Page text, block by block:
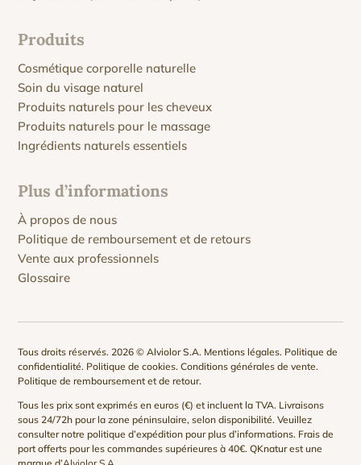
Produits
Cosmétique corporelle naturelle
Soin du visage naturel
Produits naturels pour les cheveux
Produits naturels pour le massage
Ingrédients naturels essentiels
Plus d’informations
À propos de nous
Politique de remboursement et de retours
Vente aux professionnels
Glossaire
Tous droits réservés. 2026 © Alviolor S.A. Mentions légales. Politique de
confidentialité. Politique de cookies.Conditions générales de vente.
Politique de remboursement et de retour.
Tous les prix sont exprimés en euros (€) et incluent la TVA. Livraisons
sous 24/72h pour la zone péninsulaire, selon disponibilité. Veuillez
consulter notrepolitique d’expédition pour plus d’informations. Frais de
port offerts pour les commandes supérieures à 40€. QKnatur est une